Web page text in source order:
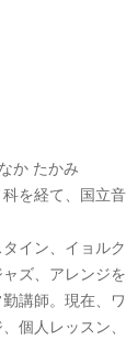
たかみ
を経て、国立
イン、イョル
ズ、アレンジ
講師。現在、
個人レッスン